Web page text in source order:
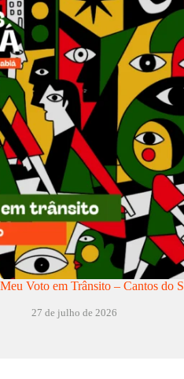
Meu Voto em Trânsito – Cantos do
27 de julho de 2026